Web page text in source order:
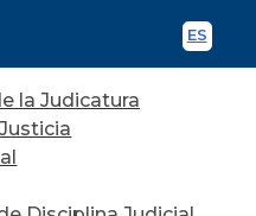
ES